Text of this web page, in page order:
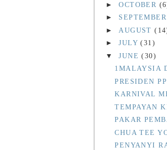
►OCTOBER
►
► AUGUST
►JULY(31)
▼JUNE(30)
1MALAYSIA
PRESIDEN
KARNIVAL
TEMPAYAN
PAKAR
CHUA TEE
PENYANYI